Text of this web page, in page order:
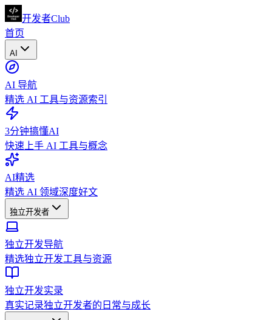
开发者Club
首页
AI
AI 导航
精选 AI 工具与资源索引
3分钟搞懂AI
快速上手 AI 工具与概念
AI精选
精选 AI 领域深度好文
独立开发者
独立开发导航
精选独立开发工具与资源
独立开发实录
真实记录独立开发者的日常与成长